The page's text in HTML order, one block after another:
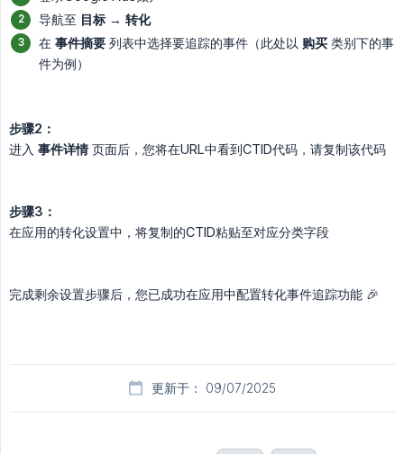
导航至 目标→ 转化
在 事件摘要 列表中选择要追踪的事件（此处以 购买 类别下的事
件为例）
步骤2：
进入 事件详情页面后，您将在URL中看到CTID代码，请复制该代码
步骤3：
在应用的转化设置中，将复制的CTID粘贴至对应分类字段
完成剩余设置步骤后，您已成功在应用中配置转化事件追踪功能 🎉
更新于： 09/07/2025